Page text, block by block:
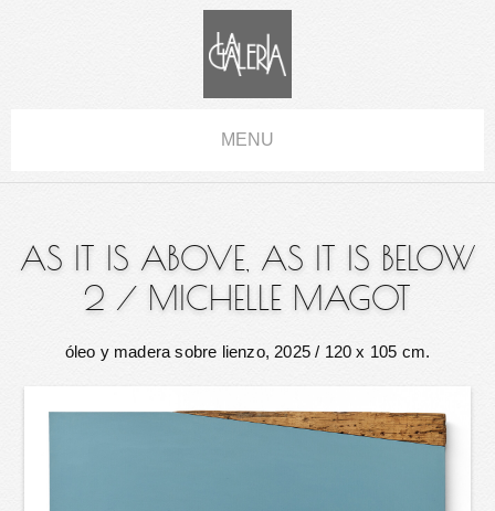
MENU
AS IT IS ABOVE, AS IT IS BELOW
2 / MICHELLE MAGOT
óleo y madera sobre lienzo, 2025 / 120 x 105 cm.